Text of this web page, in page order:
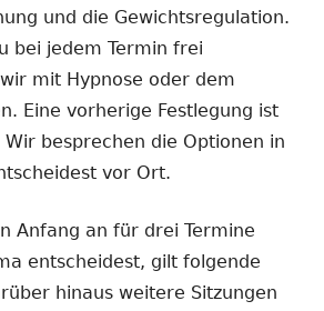
und die Gewichtsregulation.
bei jedem Termin frei
mit Hypnose oder dem
Eine vorherige Festlegung ist
besprechen die Optionen in
vor Ort.
Anfang an für drei Termine
entscheidest, gilt folgende
hinaus weitere Sitzungen